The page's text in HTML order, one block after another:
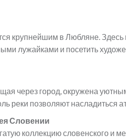
крупнейшим в Любляне.
лужайками и посетить
через город, окружена
реки позволяют насладиться
Словении
коллекцию словенского и